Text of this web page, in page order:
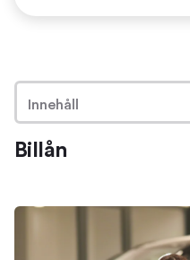
Innehåll
Billån
Så fungerar det
Billån